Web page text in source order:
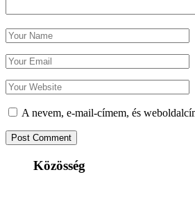
A nevem, e-mail-címem, és
Közösség